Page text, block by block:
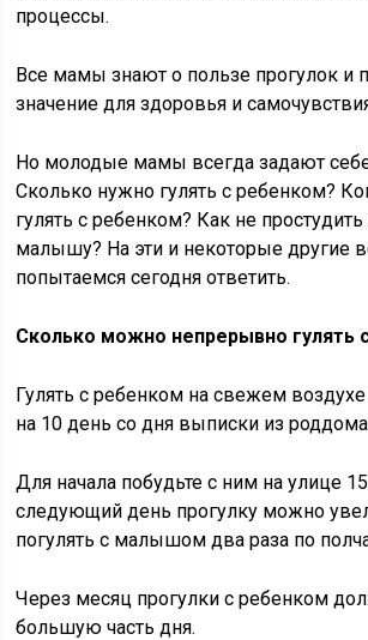
процессы.
Все мамы знают о пользе прогулок и
значение для здоровья и
Но молодые мамы всегда задают
Сколько нужно гулять с ребенком?
гулять с ребенком? Как не
малышу? На эти и некоторые другие
попытаемся сегодня ответить.
Сколько можно непрерывно гулять
Гулять с ребенком на свежем
на 10 день со дня выписки из
Для начала побудьте с ним на улице
следующий день прогулку можно
погулять с малышом два раза по
Через месяц прогулки с ребенком
большую часть дня.